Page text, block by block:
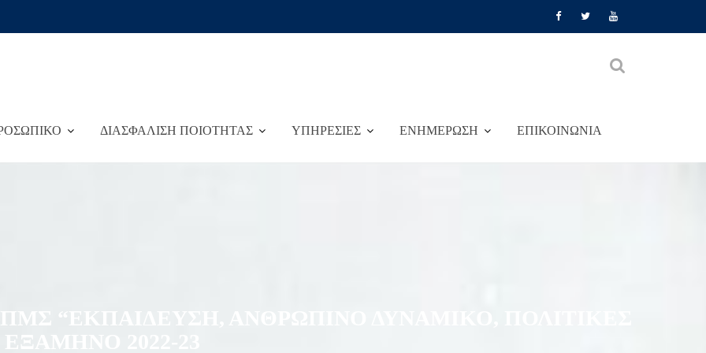
ΔΙΑΣΦΑΛΙΣΗ ΠΟΙΟΤΗΤΑΣ ΥΠΗΡΕΣΙΕΣ ΕΝΗΜΕΡΩΣΗ ΕΠΙΚΟΙΝΩΝΙΑ
“ΕΚΠΑΙΔΕΥΣΗ, ΑΝΘΡΩΠΙΝΟ ΔΥΝΑΜΙΚΟ, ΠΟΛΙΤΙΚΕΣ
2022-23